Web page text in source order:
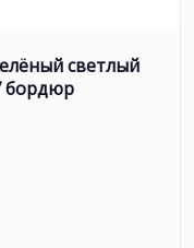
светлый
бордюр